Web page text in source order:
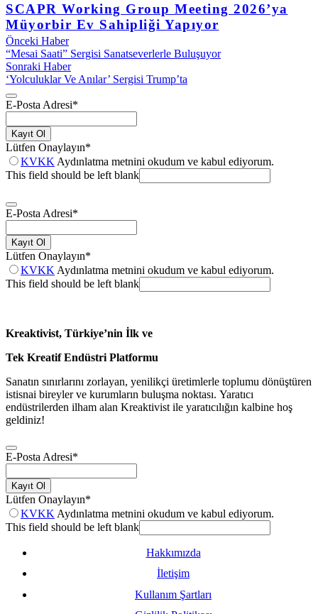
SCAPR Working Group Meeting 2026’ya
Müyorbir Ev Sahipliği Yapıyor
Önceki Haber
“Mesai Saati” Sergisi Sanatseverlerle Buluşuyor
Sonraki Haber
‘Yolculuklar Ve Anılar’ Sergisi Trump’ta
E-Posta Adresi*
Kayıt Ol
Lütfen Onaylayın*
KVKK Aydınlatma metnini okudum ve kabul ediyorum.
This field should be left blank
E-Posta Adresi*
Kayıt Ol
Lütfen Onaylayın*
KVKK Aydınlatma metnini okudum ve kabul ediyorum.
This field should be left blank
Kreaktivist, Türkiye’nin İlk ve
Tek Kreatif Endüstri Platformu
Sanatın sınırlarını zorlayan, yenilikçi üretimlerle toplumu dönüştüren
istisnai bireyler ve kurumların buluşma noktası. Yaratıcı
endüstrilerden ilham alan Kreaktivist ile yaratıcılığın kalbine hoş
geldiniz!
E-Posta Adresi*
Kayıt Ol
Lütfen Onaylayın*
KVKK Aydınlatma metnini okudum ve kabul ediyorum.
This field should be left blank
Hakkımızda
İletişim
Kullanım Şartları